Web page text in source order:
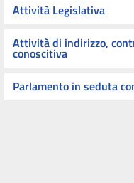
Attività Legislativa
Attività di indirizzo,
conoscitiva
Parlamento in seduta